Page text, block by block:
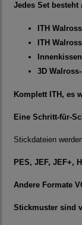
Jedes Set
ITH
ITH
Innenkissen
3D
Komplett ITH, es
Eine Schritt-für-
Stickdateien
PES, JEF, JEF+,
Andere Formate
Stickmuster sind